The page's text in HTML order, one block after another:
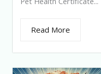
Read More